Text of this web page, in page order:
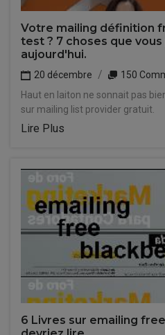
Votre mailing définition
test ? 7 choses que
aujourd'hui.
20 décembre
150
Haut en laiton ne sonnait pas
sur mailing list provider gratuit.
Lire Plus
6 Livres sur emailing